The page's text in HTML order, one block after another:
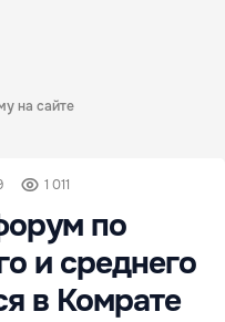
на сайте
1 011
по
и среднего
в Комрате